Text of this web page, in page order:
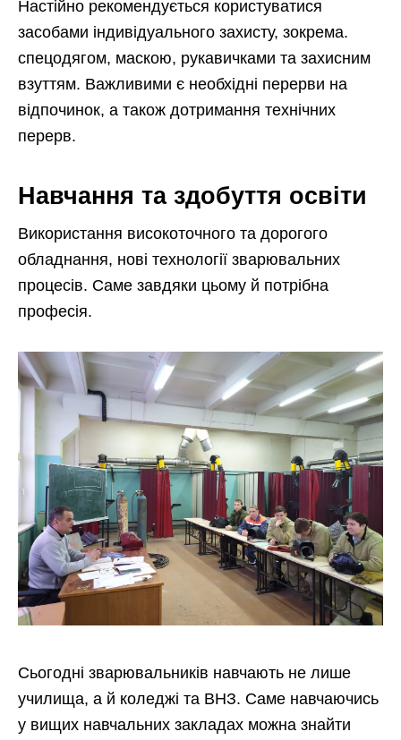
Настійно рекомендується користуватися
засобами індивідуального захисту, зокрема.
спецодягом, маскою, рукавичками та захисним
взуттям. Важливими є необхідні перерви на
відпочинок, а також дотримання технічних
перерв.
Навчання та здобуття освіти
Використання високоточного та дорогого
обладнання, нові технології зварювальних
процесів. Саме завдяки цьому й потрібна
професія.
Сьогодні зварювальників навчають не лише
училища, а й коледжі та ВНЗ. Саме навчаючись
у вищих навчальних закладах можна знайти